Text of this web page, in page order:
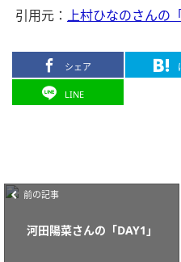
引用元： 上村ひなのさんの
シェア
LINE
前の記事
河田陽菜さんの「DAY1」